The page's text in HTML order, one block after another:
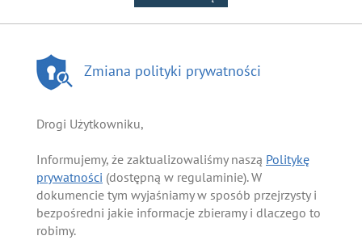
Zmiana polityki prywatności
Drogi Użytkowniku,
Informujemy, że zaktualizowaliśmy naszą Politykę
prywatności (dostępną w regulaminie). W
dokumencie tym wyjaśniamy w sposób przejrzysty i
bezpośredni jakie informacje zbieramy i dlaczego to
robimy.